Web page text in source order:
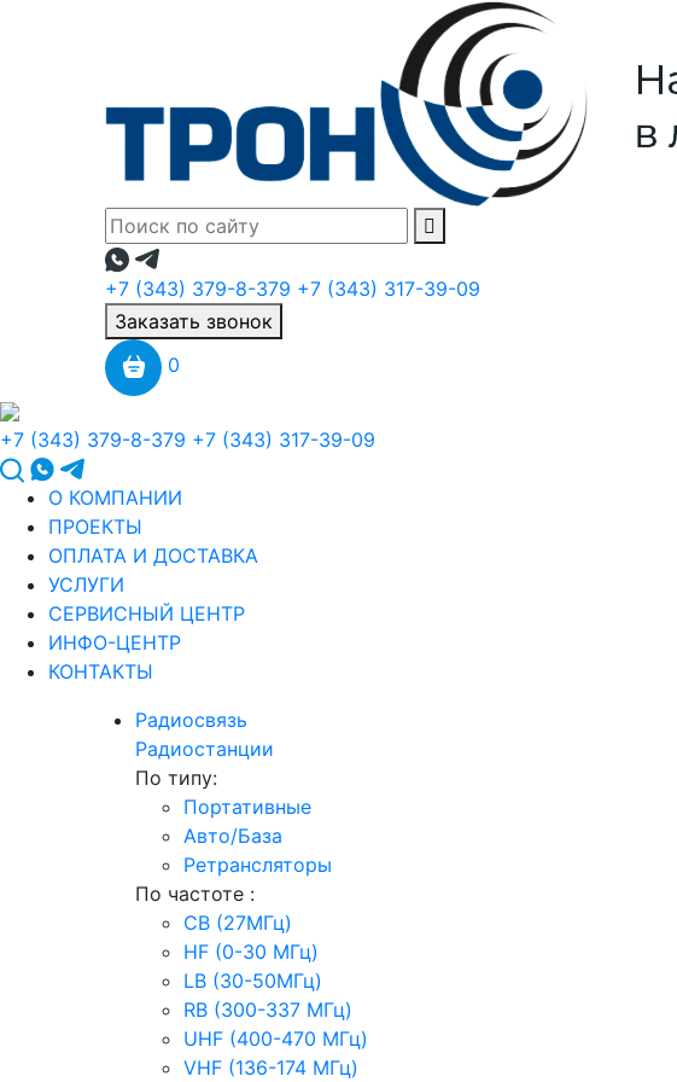
+7 (343) 379-8-379 +7 (343) 317-39-09
Заказать звонок
0
+7 (343) 379-8-379 +7 (343) 317-39-09
О КОМПАНИИ
ПРОЕКТЫ
ОПЛАТА И ДОСТАВКА
УСЛУГИ
СЕРВИСНЫЙ ЦЕНТР
ИНФО-ЦЕНТР
КОНТАКТЫ
Радиосвязь
Радиостанции
По типу:
Портативные
Авто/База
Ретрансляторы
По частоте :
CB (27МГц)
HF (0-30 МГц)
LB (30-50МГц)
RB (300-337 МГц)
UHF (400-470 МГц)
VHF (136-174 МГц)